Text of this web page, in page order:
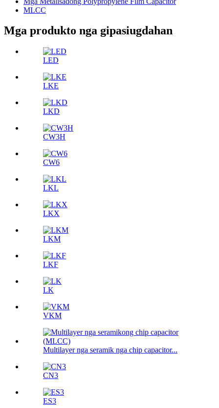
MLCC
Mga produkto nga gipasiugdahan
LED
LKE
LKD
CW3H
CW6
LKL
LKX
LKM
LKF
LK
VKM
Multilayer nga seramik nga chip capacitor...
CN3
ES3